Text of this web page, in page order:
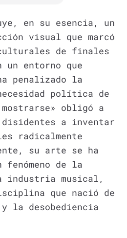
en su esencia, un
visual que marcó
de finales
entorno que
penalizado la
política de
obligó a
disidentes a inventar
radicalmente
su arte se ha
de la
industria musical,
que nació de
la desobediencia